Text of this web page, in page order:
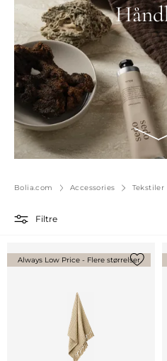
Bolia.com Accessories Tekstiler
Filtre
Always Low Price - Flere størrelser